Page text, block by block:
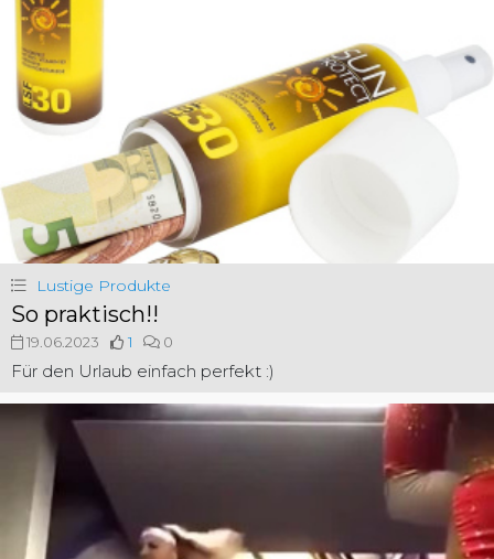
Lustige Produkte
So praktisch!!
19.06.2023 1 0
Für den Urlaub einfach perfekt :)